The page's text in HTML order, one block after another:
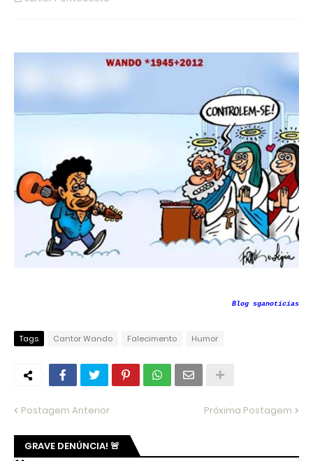
Blog sganoticias
Tags Cantor Wando Falecimento Humor
Postagem Anterior Próxima Postagem
GRAVE DENÚNCIA! 🚨